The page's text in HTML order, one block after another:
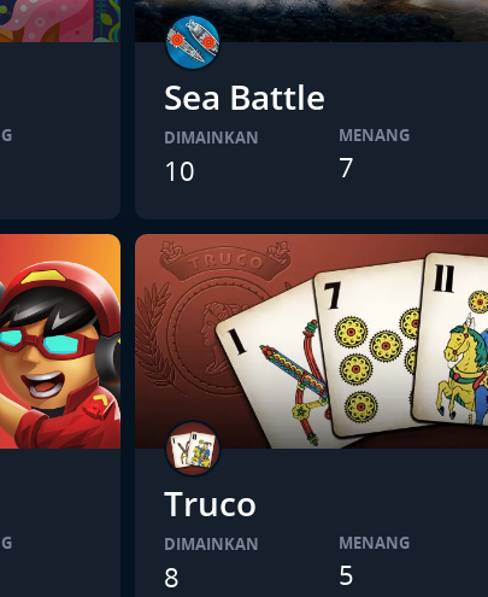
Sea Battle
DIMAINKAN
10
MENANG
7
Truco
DIMAINKAN
8
MENANG
5